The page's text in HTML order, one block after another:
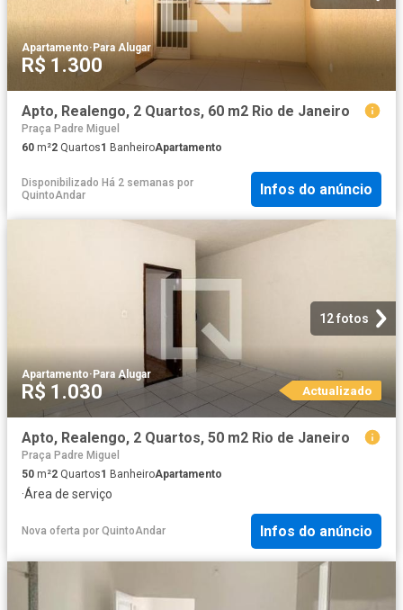
Apartamento·Para Alugar
R$ 1.300
Apto, Realengo, 2 Quartos, 60 m2 Rio de Janeiro
Praça Padre Miguel
60 m²2 Quartos1 BanheiroApartamento
Disponibilizado Há 2 semanas por
QuintoAndar
Infos do anúncio
12 fotos
Apartamento· Para Alugar
R$ 1.030 Actualizado
Apto, Realengo, 2 Quartos, 50 m2 Rio de Janeiro
Praça Padre Miguel
50 m²2 Quartos1 BanheiroApartamento
·Área de serviço
Nova oferta por QuintoAndar Infos do anúncio